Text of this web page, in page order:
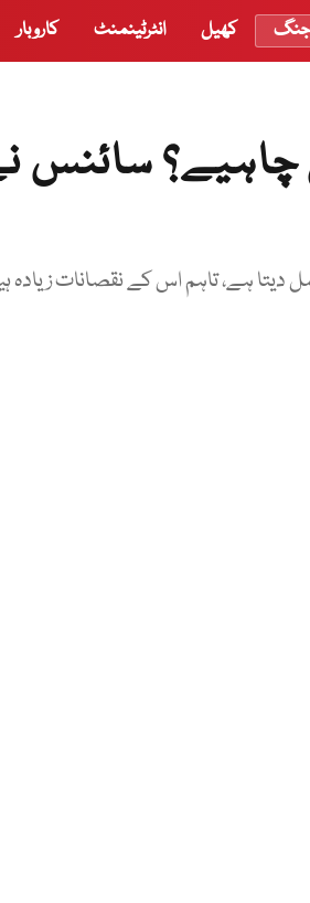
جنگ کھیل انٹرٹینمنٹ کاروبار
چاہیے؟ سائنس
ہے، تاہم اس کے نقصانات زیادہ